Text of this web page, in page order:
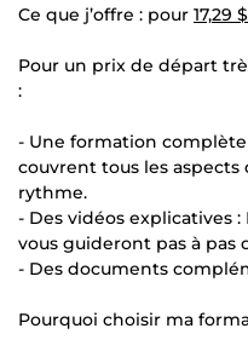
Ce que j’offre : pour 17,29
Pour un prix de départ
:
- Une formation
couvrent tous les aspects
rythme.
- Des vidéos explicatives
vous guideront pas à pas
- Des documents
Pourquoi choisir ma